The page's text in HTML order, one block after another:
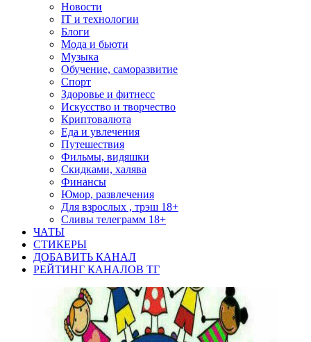
Новости
IT и технологии
Блоги
Мода и бьюти
Музыка
Обучение, саморазвитие
Спорт
Здоровье и фитнесс
Искусство и творчество
Криптовалюта
Еда и увлечения
Путешествия
Фильмы, видяшки
Скидками, халява
Финансы
Юмор, развлечения
Для взрослых , трэш 18+
Сливы телеграмм 18+
ЧАТЫ
СТИКЕРЫ
ДОБАВИТЬ КАНАЛ
РЕЙТИНГ КАНАЛОВ ТГ